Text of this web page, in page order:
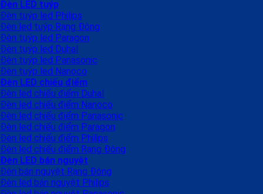
Đèn LED tuýp
Đèn tuýp led Philips
Đèn led tuýp Rạng Đông
Đèn tuýp led Paragon
Đèn tuýp led Duhal
Đèn tuýp led Panasonic
Đèn tuýp led Nanoco
Đèn LED chiếu điểm
Đèn led chiếu điểm Duhal
Đèn led chiếu điểm Nanoco
Đèn led chiếu điểm Panasonic
Đèn led chiếu điểm Paragon
Đèn led chiếu điểm Philips
Đèn led chiếu điểm Rạng Đông
Đèn LED bán nguyệt
Đèn bán nguyệt Rạng Đông
Đèn led bán nguyệt Philips